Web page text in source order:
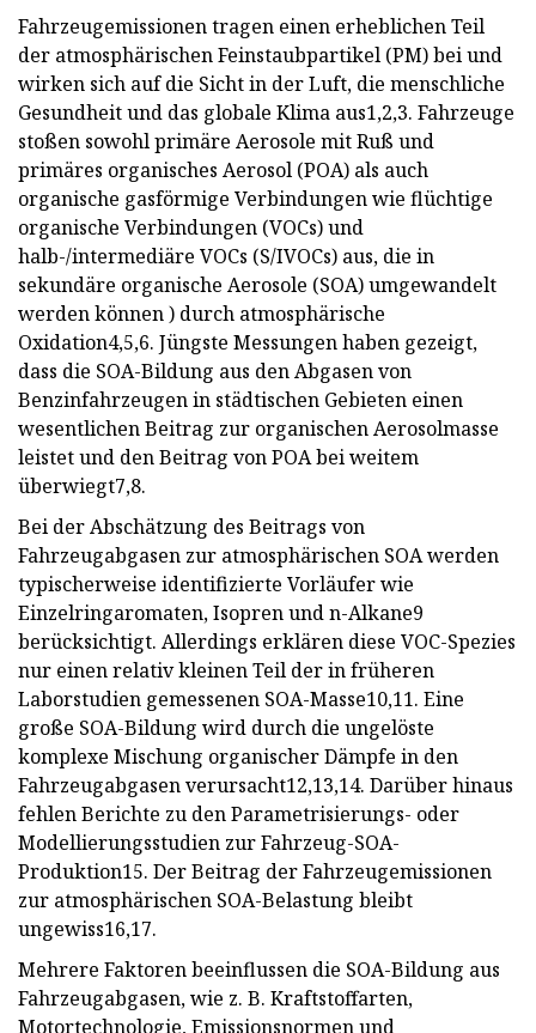
Fahrzeugemissionen tragen einen erheblichen Teil
der atmosphärischen Feinstaubpartikel (PM) bei und
wirken sich auf die Sicht in der Luft, die menschliche
Gesundheit und das globale Klima aus1,2,3. Fahrzeuge
stoßen sowohl primäre Aerosole mit Ruß und
primäres organisches Aerosol (POA) als auch
organische gasförmige Verbindungen wie flüchtige
organische Verbindungen (VOCs) und
halb-/intermediäre VOCs (S/IVOCs) aus, die in
sekundäre organische Aerosole (SOA) umgewandelt
werden können ) durch atmosphärische
Oxidation4,5,6. Jüngste Messungen haben gezeigt,
dass die SOA-Bildung aus den Abgasen von
Benzinfahrzeugen in städtischen Gebieten einen
wesentlichen Beitrag zur organischen Aerosolmasse
leistet und den Beitrag von POA bei weitem
überwiegt7,8.
Bei der Abschätzung des Beitrags von
Fahrzeugabgasen zur atmosphärischen SOA werden
typischerweise identifizierte Vorläufer wie
Einzelringaromaten, Isopren und n-Alkane9
berücksichtigt. Allerdings erklären diese VOC-Spezies
nur einen relativ kleinen Teil der in früheren
Laborstudien gemessenen SOA-Masse10,11. Eine
große SOA-Bildung wird durch die ungelöste
komplexe Mischung organischer Dämpfe in den
Fahrzeugabgasen verursacht12,13,14. Darüber hinaus
fehlen Berichte zu den Parametrisierungs- oder
Modellierungsstudien zur Fahrzeug-SOA-
Produktion15. Der Beitrag der Fahrzeugemissionen
zur atmosphärischen SOA-Belastung bleibt
ungewiss16,17.
Mehrere Faktoren beeinflussen die SOA-Bildung aus
Fahrzeugabgasen, wie z. B. Kraftstoffarten,
Motortechnologie, Emissionsnormen und